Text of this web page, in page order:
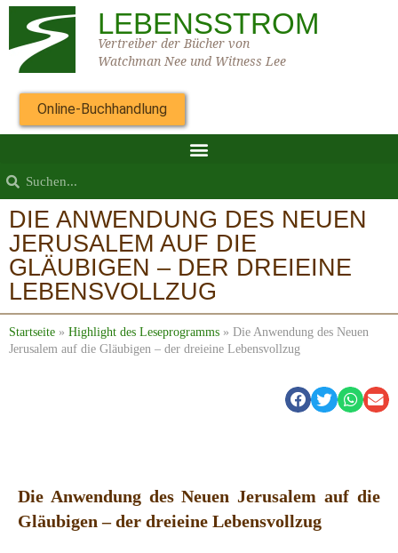
LEBENSSTROM
Vertreiber der Bücher von
Watchman Nee und Witness Lee
Online-Buchhandlung
DIE ANWENDUNG DES NEUEN
JERUSALEM AUF DIE
GLÄUBIGEN – DER DREIEINE
LEBENSVOLLZUG
Startseite » Highlight des Leseprogramms » Die Anwendung des Neuen
Jerusalem auf die Gläubigen – der dreieine Lebensvollzug
Die Anwendung des Neuen Jerusalem auf die
Gläubigen – der dreieine Lebensvollzug